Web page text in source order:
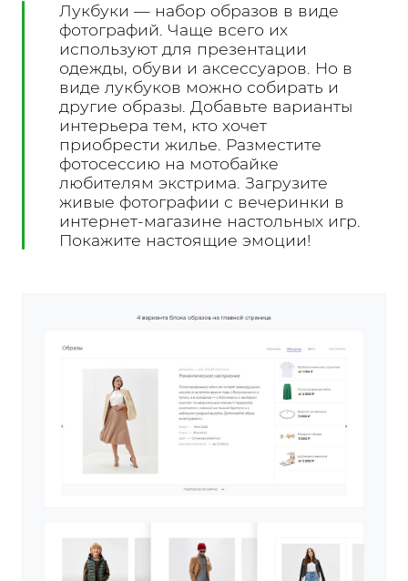
Лукбуки — набор образов в виде
фотографий. Чаще всего их
используют для презентации
одежды, обуви и аксессуаров. Но в
виде лукбуков можно собирать и
другие образы. Добавьте варианты
интерьера тем, кто хочет
приобрести жилье. Разместите
фотосессию на мотобайке
любителям экстрима. Загрузите
живые фотографии с вечеринки в
интернет-магазине настольных игр.
Покажите настоящие эмоции!